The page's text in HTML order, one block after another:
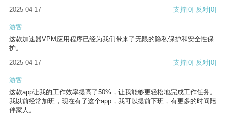
2025-04-17
支持[0] 反对[0]
游客
这款加速器VPM应用程序已经为我们带来了无限的隐私保护和安全性保
护。
2025-04-17
支持[0] 反对[0]
游客
这款app让我的工作效率提高了50%，让我能够更轻松地完成工作任务。
我以前经常加班，现在有了这个app，我可以提前下班，有更多的时间陪
伴家人。